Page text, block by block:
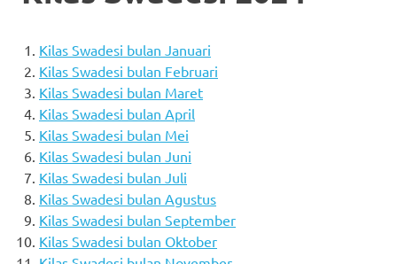
Kilas Swadesi bulan Januari
Kilas Swadesi bulan Februari
Kilas Swadesi bulan Maret
Kilas Swadesi bulan April
Kilas Swadesi bulan Mei
Kilas Swadesi bulan Juni
Kilas Swadesi bulan Juli
Kilas Swadesi bulan Agustus
Kilas Swadesi bulan September
Kilas Swadesi bulan Oktober